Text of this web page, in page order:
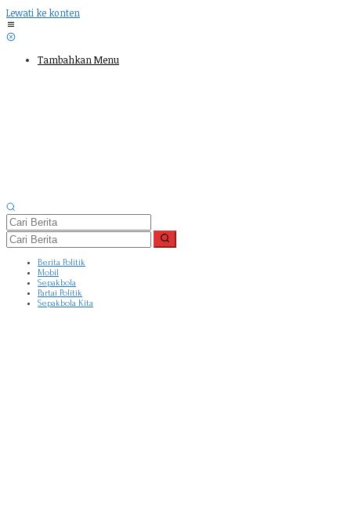
Lewati ke konten
Tambahkan Menu
Berita Politik
Mobil
Sepakbola
Partai Politik
Sepakbola Kita